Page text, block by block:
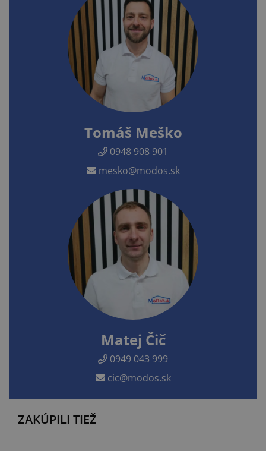
Tomáš Meško
0948 908 901
mesko@modos.sk
Matej Čič
0949 043 999
cic@modos.sk
ZAKÚPILI TIEŽ